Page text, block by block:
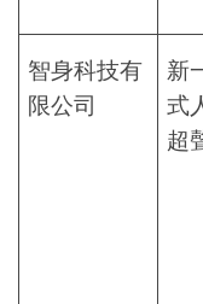
智身科技有
限公司
新
式
超